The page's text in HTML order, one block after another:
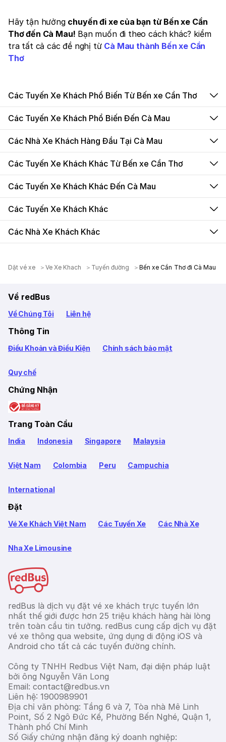
Hãy tận hưởng chuyến đi xe của bạn từ Bến xe Cần
Thơ đến Cà Mau! Bạn muốn đi theo cách khác? kiểm
tra tất cả các đề nghị từ Cà Mau thành Bến xe Cần
Thơ
Các Tuyến Xe Khách Phổ Biến Từ Bến xe Cần Thơ
Các Tuyến Xe Khách Phổ Biến Đến Cà Mau
Các Nhà Xe Khách Hàng Đầu Tại Cà Mau
Các Tuyến Xe Khách Khác Từ Bến xe Cần Thơ
Các Tuyến Xe Khách Khác Đến Cà Mau
Các Tuyến Xe Khách Khác
Các Nhà Xe Khách Khác
Dặt vé xe Ve Xe Khach Tuyến đường Bến xe Cần Thơ đi Cà Mau
Về redBus
Về Chúng Tôi Liên hệ
Thông Tin
Điều Khoản và Điều Kiện Chính sách bảo mật
Quy chế
Chứng Nhận
Trang Toàn Cầu
India Indonesia Singapore Malaysia
Việt Nam Colombia Peru Campuchia
International
Đặt
Vé Xe Khách Việt Nam Các Tuyến Xe Các Nhà Xe
Nha Xe Limousine
redBus là dịch vụ đặt vé xe khách trực tuyến lớn
nhất thế giới được hơn 25 triệu khách hàng hài lòng
trên toàn cầu tin tưởng. redBus cung cấp dịch vụ đặt
vé xe thông qua website, ứng dụng di động iOS và
Android cho tất cả các tuyến đường chính.
Công ty TNHH Redbus Việt Nam, đại diện pháp luật
bởi ông Nguyễn Văn Long
Email: contact@redbus.vn
Liên hệ: 1900989901
Địa chỉ văn phòng: Tầng 6 và 7, Tòa nhà Mê Linh
Point, Số 2 Ngô Đức Kế, Phường Bến Nghé, Quận 1,
Thành phố Chí Minh
Số Giấy chứng nhận đăng ký doanh nghiệp: